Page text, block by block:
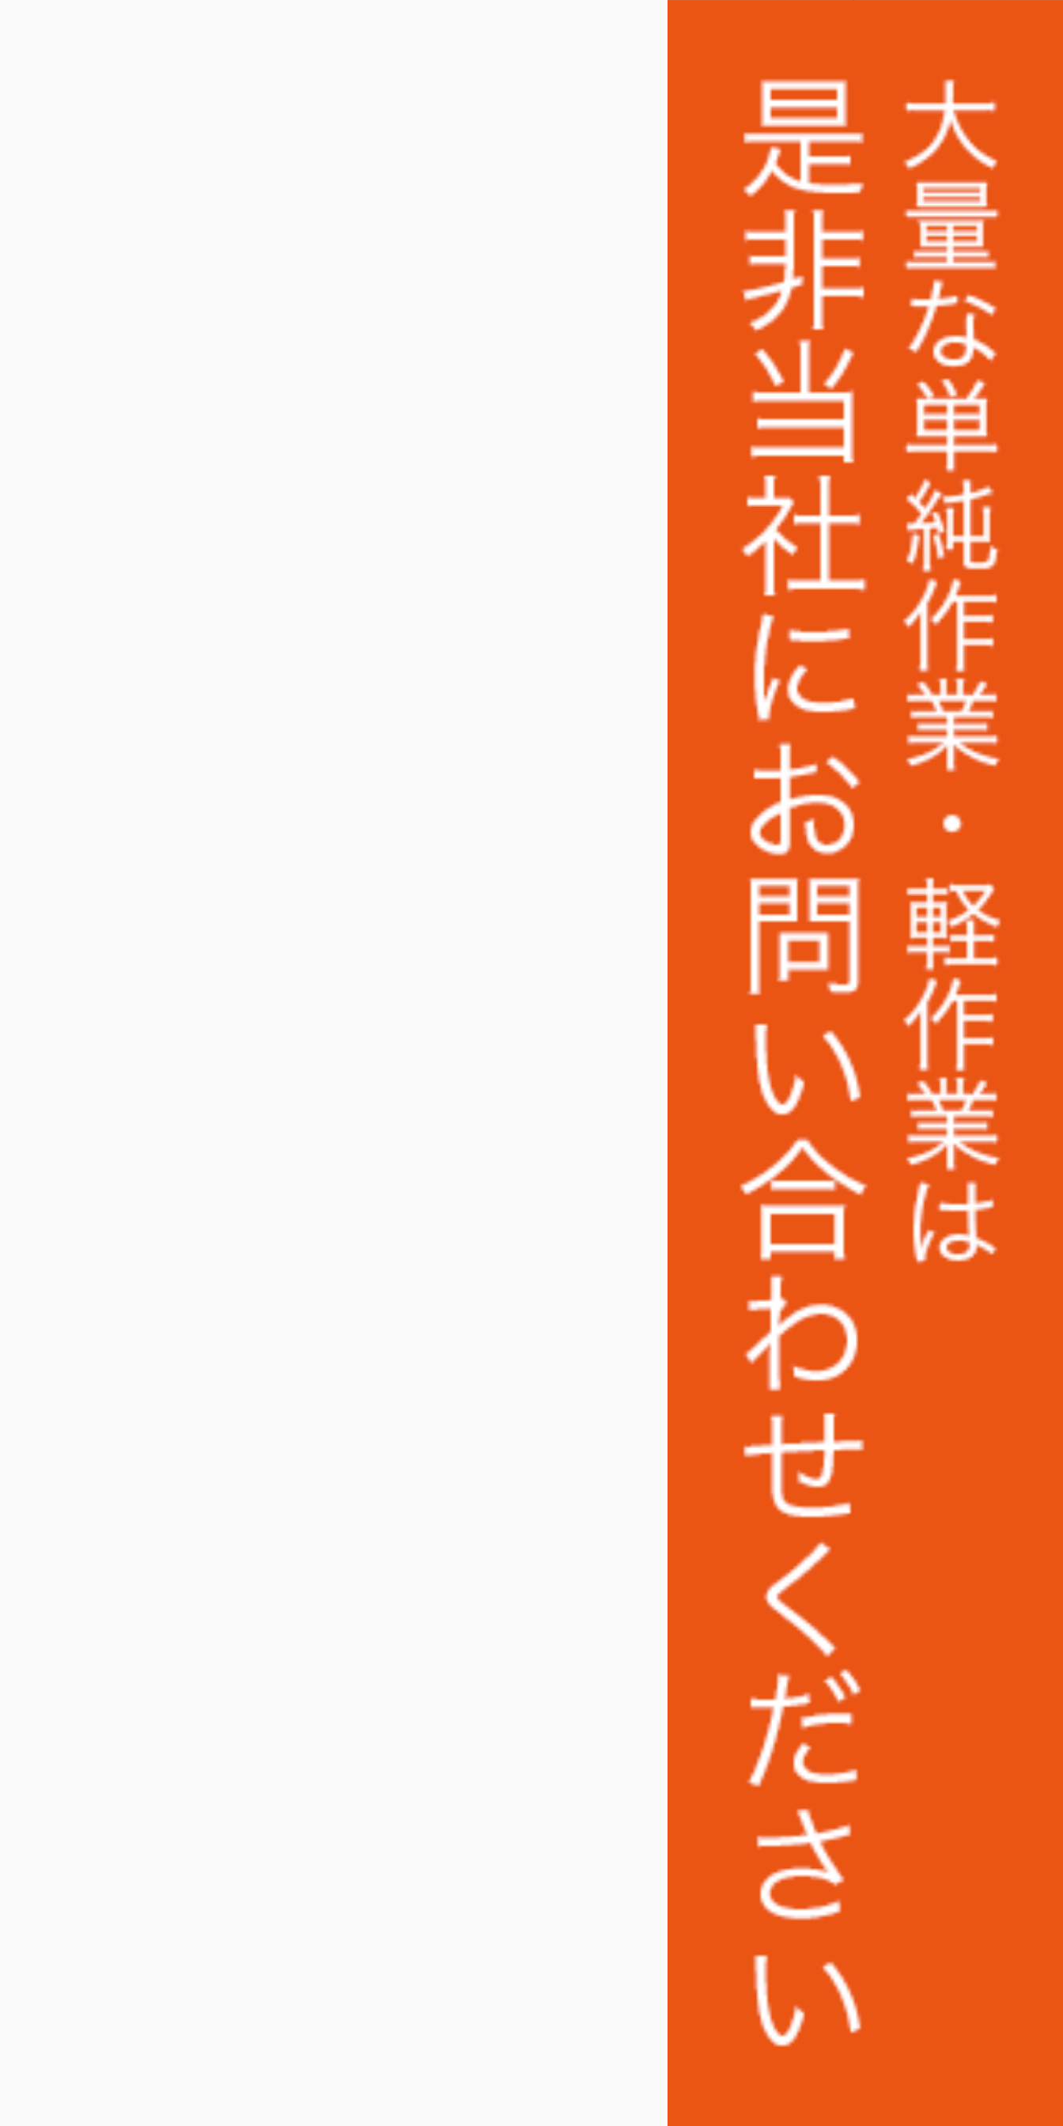
ミズノ株式会社様
株式会社ベイシア電器様
トランスコスモス株式会社様
Appier Japan株式会社様
株式会社ラクーンホールディングス様
アライ電機産業株式会社様
株式会社いつも.様
株式会社ピーエスシー様
ARIO株式会社様
株式会社パトライト様
株式会社二木ゴルフ様
株式会社KANKO
株式会社ケンコーエクスプレス様
UAゼンセン労働組合様
早稲田大学様
和歌山信愛大学様
地方独立行政法人東京都健康長寿医療セ
福岡第一法律事務所様
その他多数企業の実績あり
名刺入力を効率化する方法とは？O
CR・名刺管理アプリの活用による
業務自動化と導入のポイントを経営
者向けに詳しく徹底解説